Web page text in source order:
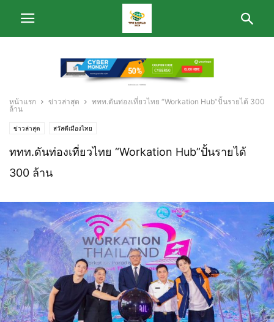
หน้าแรก ข่าวล่าสุด
ททท.ดันท่องเที่ยวไทย “Workation Hub”ปั้นรายได้ 300
ล้าน
ข่าวล่าสุด สวัสดีเมืองไทย
ททท.ดันท่องเที่ยวไทย “Workation Hub”ปั้นรายได้
300 ล้าน